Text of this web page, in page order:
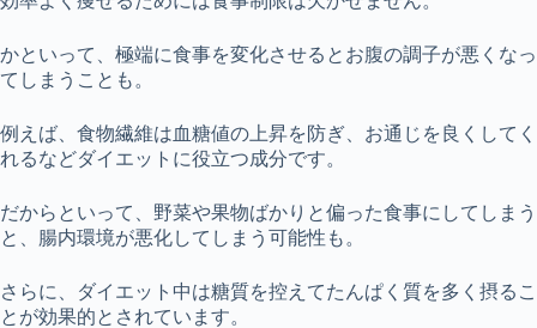
かといって、極端に食事を変化させるとお腹の調子が悪くなっ
てしまうことも。
例えば、食物繊維は血糖値の上昇を防ぎ、お通じを良くしてく
れるなどダイエットに役立つ成分です。
だからといって、野菜や果物ばかりと偏った食事にしてしまう
と、腸内環境が悪化してしまう可能性も。
さらに、ダイエット中は糖質を控えてたんぱく質を多く摂るこ
とが効果的とされています。